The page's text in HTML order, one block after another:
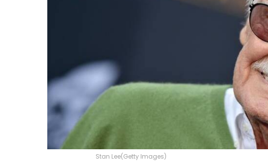
Stan Lee(Getty Images)